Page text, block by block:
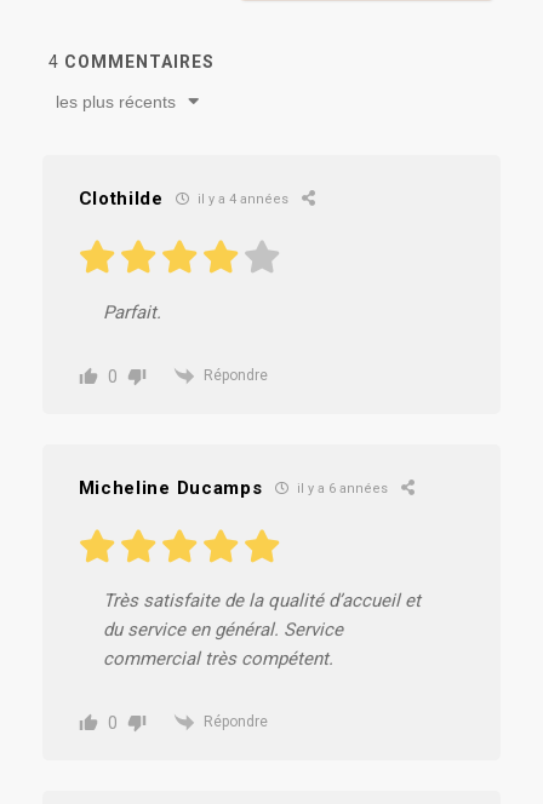
4 COMMENTAIRES
les plus récents
Clothilde il y a 4 années
Parfait.
0 Répondre
Micheline Ducamps il y a 6 années
Très satisfaite de la qualité d’accueil et
du service en général. Service
commercial très compétent.
0 Répondre